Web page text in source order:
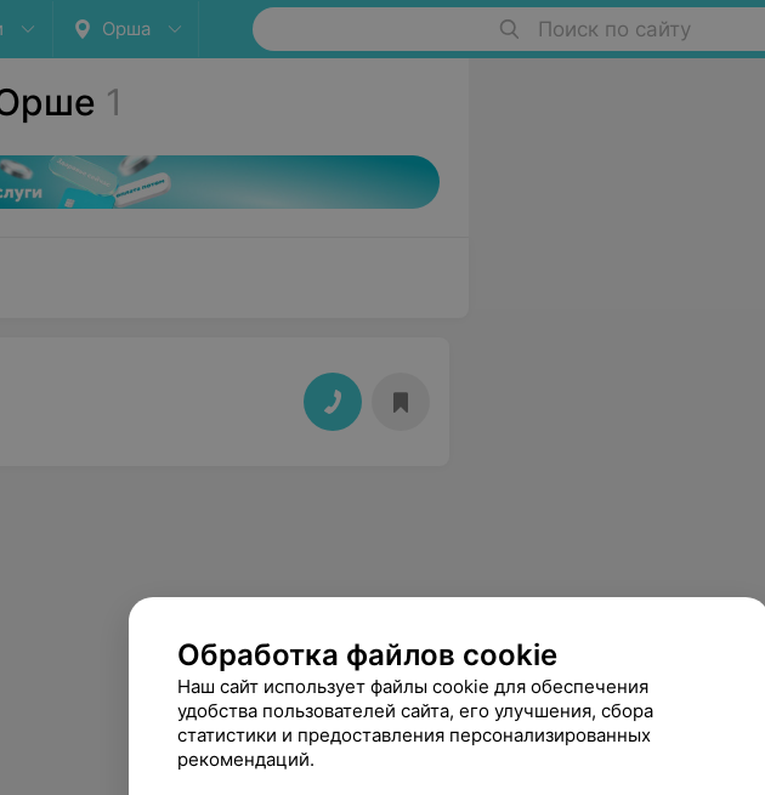
Орша Поиск по сайту
1
Обработка файлов cookie
Наш сайт использует файлы cookie для обеспечения
удобства пользователей сайта, его улучшения, сбора
статистики и предоставления персонализированных
рекомендаций.